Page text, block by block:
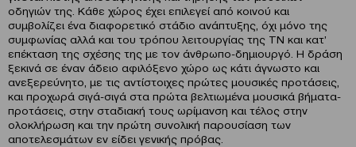
οδηγιών της. Κάθε χώρος έχει επιλεγεί από κοινού και
συμβολίζει ένα διαφορετικό στάδιο ανάπτυξης, όχι μόνο της
συμφωνίας αλλά και του τρόπου λειτουργίας της ΤΝ και κατ’
επέκταση της σχέσης της με τον άνθρωπο-δημιουργό. Η δράση
ξεκινά σε έναν άδειο αφιλόξενο χώρο ως κάτι άγνωστο και
ανεξερεύνητο, με τις αντίστοιχες πρώτες μουσικές προτάσεις,
και προχωρά σιγά-σιγά στα πρώτα βελτιωμένα μουσικά βήματα-
προτάσεις, στην σταδιακή τους ωρίμανση και τέλος στην
ολοκλήρωση και την πρώτη συνολική παρουσίαση των
αποτελεσμάτων εν είδει γενικής πρόβας.